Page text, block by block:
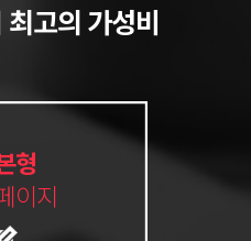
최고의 가성비
형
이지